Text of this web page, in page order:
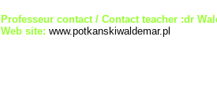
Professeur contact / Contact teacher :dr
Web site: www.potkanskiwaldemar.pl